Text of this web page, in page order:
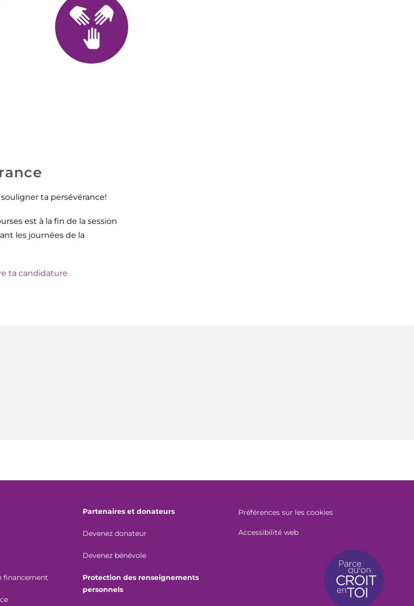
ta persévérance!
est à la fin de la session
les journées de la
ta candidature
financement
Partenaires et donateurs
Devenez donateur
Devenez bénévole
Protection des renseignements
personnels
Préférences sur les cookies
Accessibilité web